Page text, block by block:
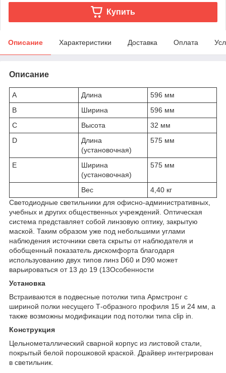
Купить
Описание Характеристики Доставка Оплата
Описание
A Длина
596 мм
B
Ширина
596 мм
C
Высота
32 мм
D
Длина
(установочная)
575 мм
E
Ширина
(установочная)
575 мм
Вес
4,40 кг
Светодиодные светильники для офисно-административных,
учебных и других общественных учреждений. Оптическая
система представляет собой линзовую оптику, закрытую
маской. Таким образом уже под небольшими углами
наблюдения источники света скрыты от наблюдателя и
обобщенный показатель дискомфорта благодаря
используованию двух типов линз D60 и D90 может
варьироваться от 13 до 19 (13Особенности
Установка
Встраиваются в подвесные потолки типа Армстронг с
шириной полки несущего Т-образного профиля 15 и 24 мм, а
также возможны модификации под потолки типа clip in.
Конструкция
Цельнометаллический сварной корпус из листовой стали,
покрытый белой порошковой краской. Драйвер интегрирован
в светильник.